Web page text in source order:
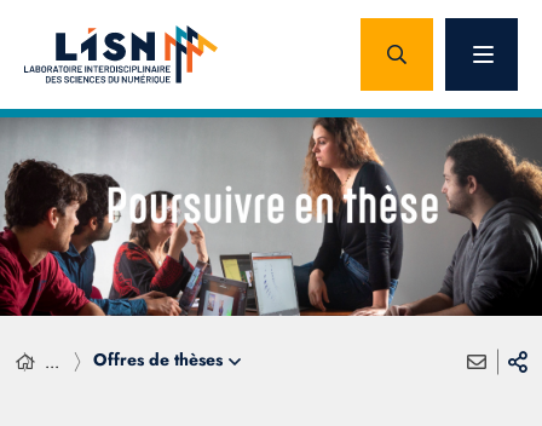
... Offres de thèses